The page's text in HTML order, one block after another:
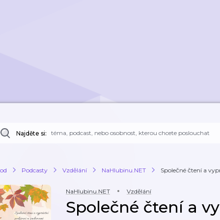
Najděte si:
Podcasty Vzdělání NaHlubinu.NET Společné čtení a
NaHlubinu.NET Vzdělání
Společné čtení a